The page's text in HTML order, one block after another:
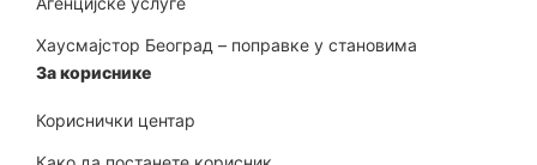
Хаусмајстор Београд – поправке у становима
За кориснике
Кориснички центар